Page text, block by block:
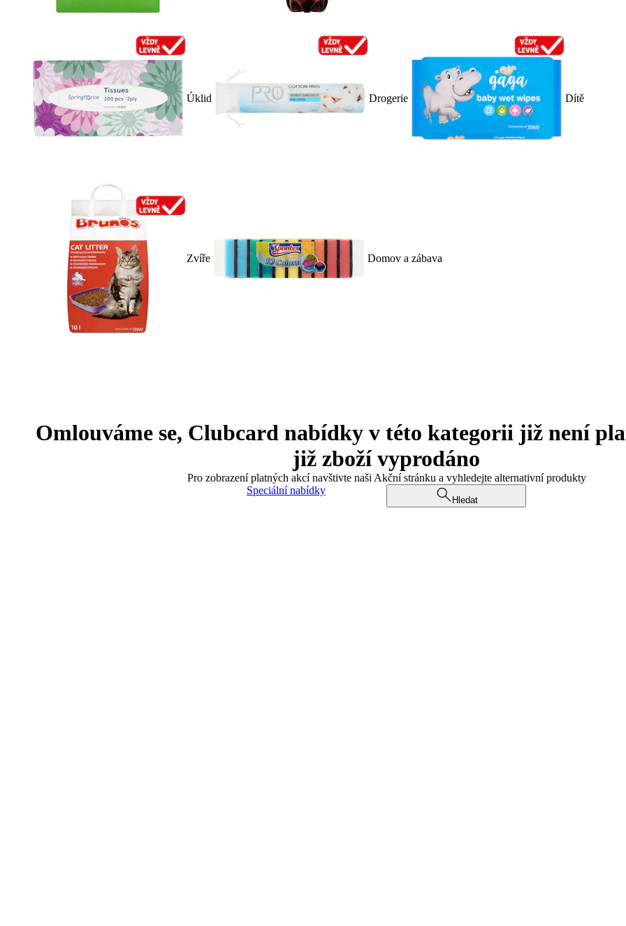
Úklid Drogerie Dítě
Zvíře Domov a zábava
Omlouváme se, Clubcard nabídky v této kategorii již není
již zboží vyprodáno
Pro zobrazení platných akcí navštivte naši Akční stránku a vyhledejte alternativní produkty
Speciální nabídky
Hledat